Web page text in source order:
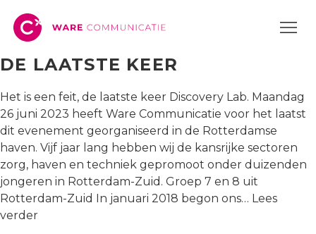
TAG:LAATSTE KEER
DE LAATSTE KEER
Het is een feit, de laatste keer Discovery Lab. Maandag
26 juni 2023 heeft Ware Communicatie voor het laatst
dit evenement georganiseerd in de Rotterdamse
haven. Vijf jaar lang hebben wij de kansrijke sectoren
zorg, haven en techniek gepromoot onder duizenden
jongeren in Rotterdam-Zuid. Groep 7 en 8 uit
Rotterdam-Zuid In januari 2018 begon ons… Lees
verderDe